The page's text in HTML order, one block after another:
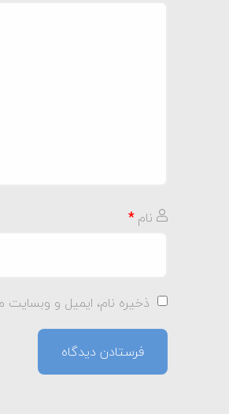
نام*
ذخیره نام، ایمیل و وبسایت